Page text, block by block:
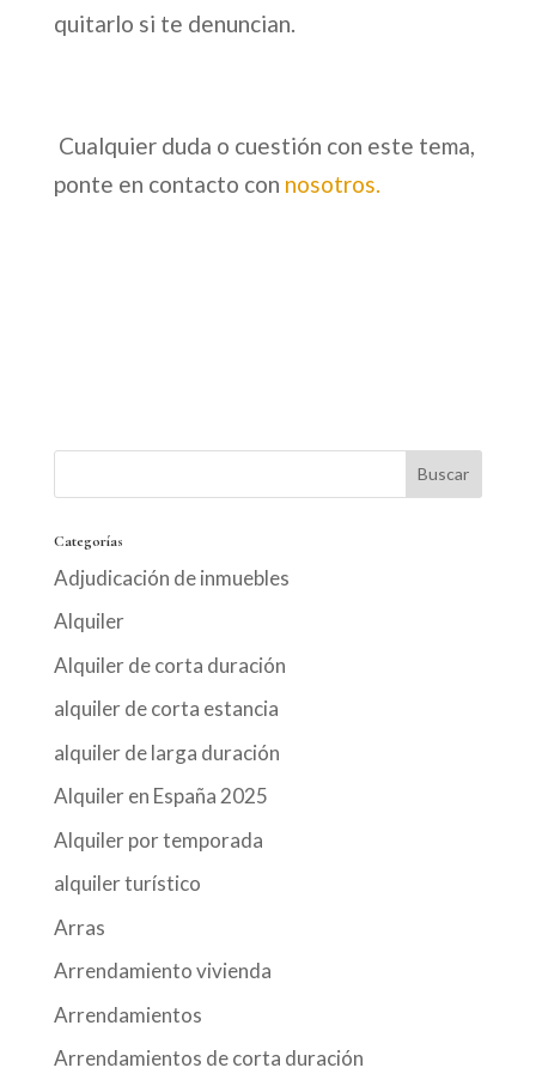
quitarlo si te denuncian.
Cualquier duda o cuestión con este tema,
ponte en contacto con nosotros.
Categorías
Adjudicación de inmuebles
Alquiler
Alquiler de corta duración
alquiler de corta estancia
alquiler de larga duración
Alquiler en España 2025
Alquiler por temporada
alquiler turístico
Arras
Arrendamiento vivienda
Arrendamientos
Arrendamientos de corta duración